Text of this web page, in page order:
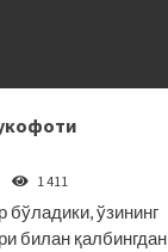
1 411
ўзининг
билан қалбингдан